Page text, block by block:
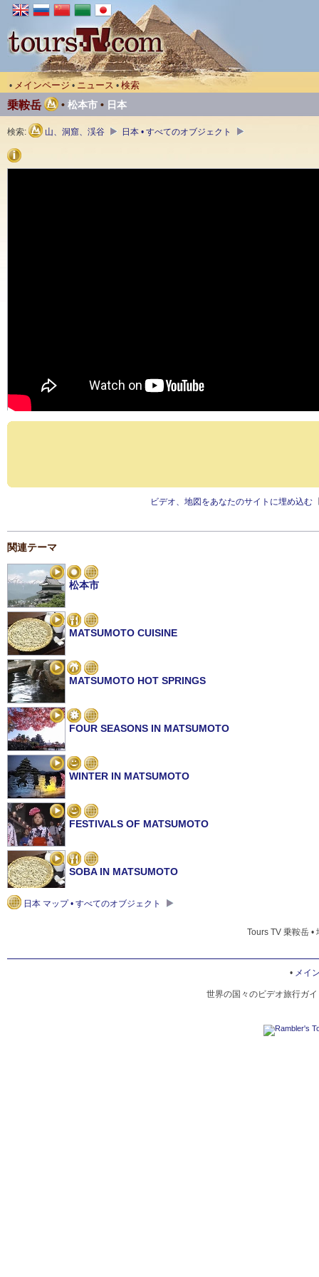
• メインページ • ニュース • 検索
乗鞍岳 • 松本市 • 日本
検索: 山、洞窟、渓谷 日本 • すべてのオブジェクト
ビデオ、地図をあなたのサイトに埋め込む
関連テーマ
松本市
MATSUMOTO CUISINE
MATSUMOTO HOT SPRINGS
FOUR SEASONS IN MATSUMOTO
WINTER IN MATSUMOTO
FESTIVALS OF MATSUMOTO
SOBA IN MATSUMOTO
日本 マップ • すべてのオブジェクト
Tours TV 乗鞍岳 •
• メイ
世界の国々のビデオ旅行ガ